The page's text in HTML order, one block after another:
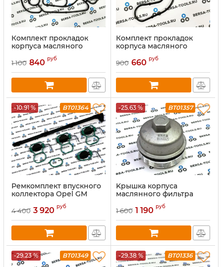
Комплект прокладок
корпуса масляного
фильтра Opel и GM 2.2D
(93745803)
1 100 840 руб
Комплект прокладок
корпуса масляного
фильтра Opel и GM 2.2D
(93745802)
900 660 руб
-10.91 % BT01364
Ремкомплект впускного
коллектора Opel GM
Z22YH 849674 93192896
4 400 3 920 руб
-25.63 % BT01357
Kpышкa корпуса
маcляннoго фильтра
Сhеvrоlet Оpеl (55353325,
55593189, 5650963)
1 600 1 190 руб
-29.23 % BT01349 -29.38 % BT01336